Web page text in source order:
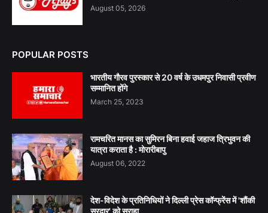
August 05, 2026
POPULAR POSTS
भारतीय गौरव पुरस्कार से 20 वर्ष के उधमपुर निवासी प्रवीण
सम्मानित होंगे
March 25, 2023
रामचरित मानस का सुमिरन बिना हवाई जहाज त्रिभुवन की
यात्रा कराता है : मोरारीबापु
August 06, 2022
देश-विदेश के प्रतिनिधियों ने दिल्ली प्रेस कॉन्फ्रेंस में 'शौंकी
सरदार' को सराहा